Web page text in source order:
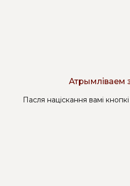
Атрымліваем
Пасля націскання вамі